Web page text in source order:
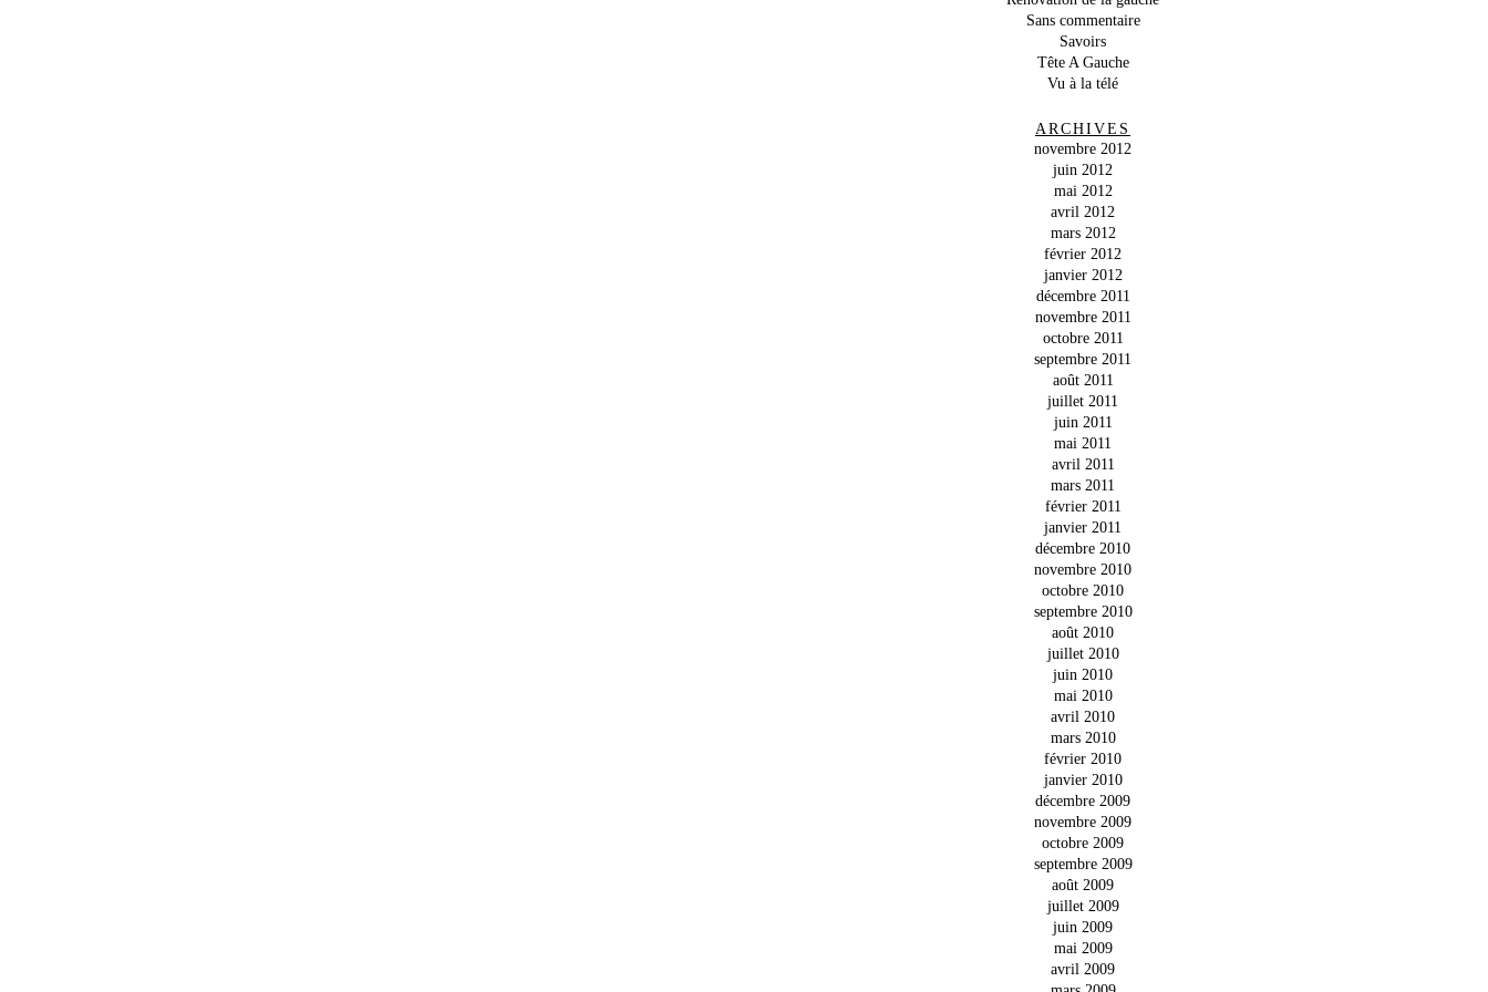
Sans commentaire
Savoirs
Tête A Gauche
Vu à la télé
ARCHIVES
novembre 2012
juin 2012
mai 2012
avril 2012
mars 2012
février 2012
janvier 2012
décembre 2011
novembre 2011
octobre 2011
septembre 2011
août 2011
juillet 2011
juin 2011
mai 2011
avril 2011
mars 2011
février 2011
janvier 2011
décembre 2010
novembre 2010
octobre 2010
septembre 2010
août 2010
juillet 2010
juin 2010
mai 2010
avril 2010
mars 2010
février 2010
janvier 2010
décembre 2009
novembre 2009
octobre 2009
septembre 2009
août 2009
juillet 2009
juin 2009
mai 2009
avril 2009